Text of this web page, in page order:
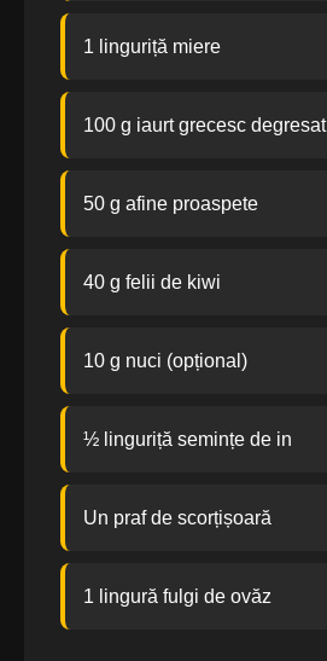
1 linguriță miere
100 g iaurt grecesc degresat
50 g afine proaspete
40 g felii de kiwi
10 g nuci (opțional)
½ linguriță semințe de in
Un praf de scorțișoară
1 lingură fulgi de ovăz